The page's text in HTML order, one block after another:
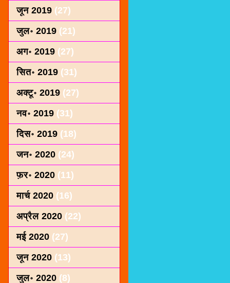
जून 2019 (27)
जुल॰ 2019 (21)
अग॰ 2019 (27)
सित॰ 2019 (31)
अक्टू॰ 2019 (27)
नव॰ 2019 (31)
दिस॰ 2019 (18)
जन॰ 2020 (24)
फ़र॰ 2020 (11)
मार्च 2020 (16)
अप्रैल 2020 (22)
मई 2020 (27)
जून 2020 (13)
जुल॰ 2020 (8)